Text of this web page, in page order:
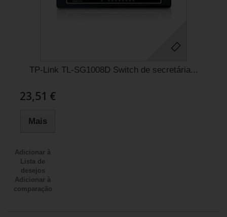
TP-Link TL-SG1008D Switch de secretária...
23,51 €
Mais
Adicionar à
Lista de
desejos
Adicionar à
comparação